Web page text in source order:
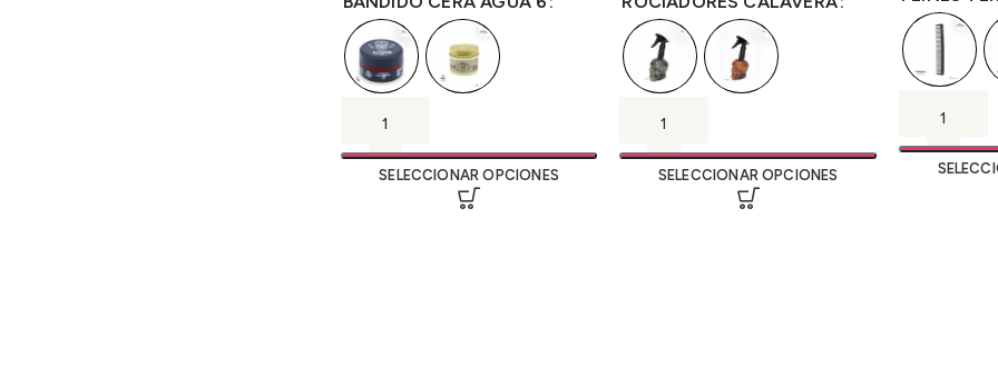
SELECCIONAR OPCIONES SELECCIONAR OPCIONES